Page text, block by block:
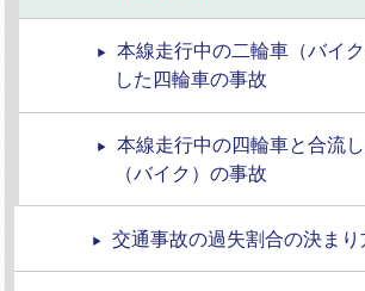
本線走行中の二輪車（バイ
した四輪車の事故
本線走行中の四輪車と合流
（バイク）の事故
交通事故の過失割合の決まり